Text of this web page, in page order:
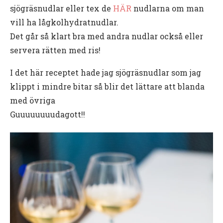
sjögräsnudlar eller tex de HÄR nudlarna om man
vill ha lågkolhydratnudlar.
Det går så klart bra med andra nudlar också eller
servera rätten med ris!
I det här receptet hade jag sjögräsnudlar som jag
klippt i mindre bitar så blir det lättare att blanda
med övriga
Guuuuuuuudagott!!